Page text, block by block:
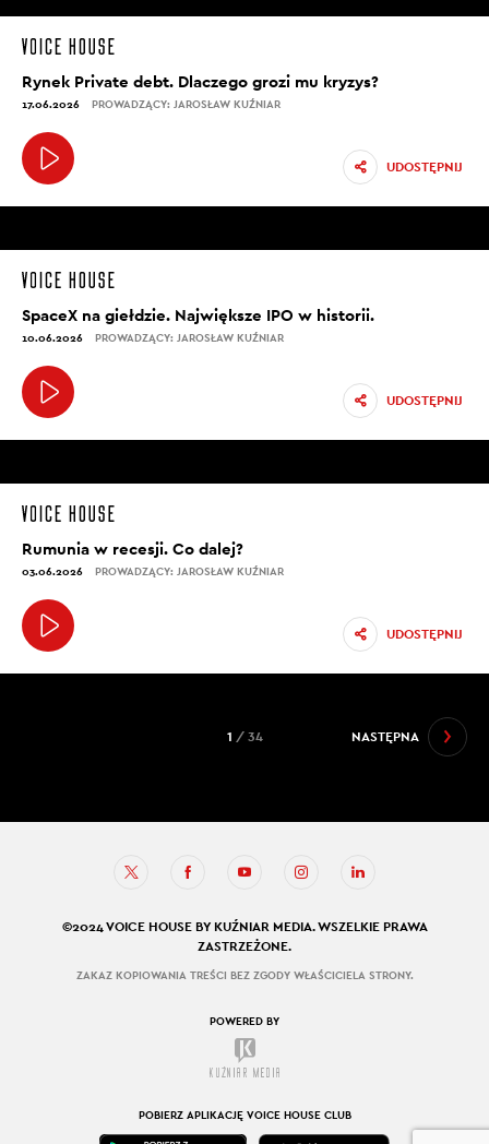
Rynek Private debt. Dlaczego grozi mu kryzys?
17.06.2026 PROWADZĄCY: JAROSŁAW KUŹNIAR
UDOSTĘPNIJ
SpaceX na giełdzie. Największe IPO w historii.
10.06.2026 PROWADZĄCY: JAROSŁAW KUŹNIAR
UDOSTĘPNIJ
Rumunia w recesji. Co dalej?
03.06.2026 PROWADZĄCY: JAROSŁAW KUŹNIAR
UDOSTĘPNIJ
NASTĘPNA
1 / 34
©2024 VOICE HOUSE BY KUŹNIAR MEDIA. WSZELKIE PRAWA
ZASTRZEŻONE.
ZAKAZ KOPIOWANIA TREŚCI BEZ ZGODY WŁAŚCICIELA STRONY.
POWERED BY
POBIERZ APLIKACJĘ VOICE HOUSE CLUB